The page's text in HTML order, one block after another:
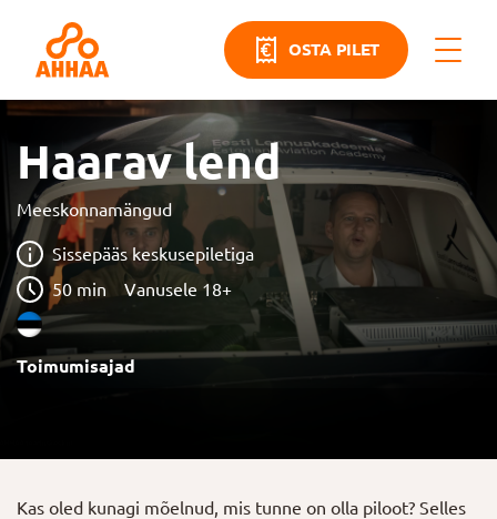
OSTA PILET
Haarav lend
Meeskonnamängud
Sissepääs keskusepiletiga
50 min
Vanusele 18+
Toimumisajad
Kas oled kunagi mõelnud, mis tunne on olla piloot? Selles